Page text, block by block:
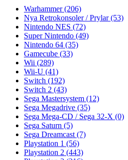
Warhammer(206)
Nya Retrokonsoler / Prylar(53)
Nintendo NES (72)
Super Nintendo (49)
Nintendo 64 (35)
Gamecube (33)
Wii (289)
Wii-U (41)
Switch (192)
Switch 2 (43)
Sega Mastersystem (12)
Sega Megadrive (35)
Sega Mega-CD / Sega 32-X (0)
Sega Saturn (5)
Sega Dreamcast (7)
Playstation 1 (56)
Playstation 2 (443)